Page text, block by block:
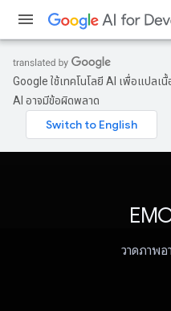
Google ใช้เทคโนโลยี AI เพื่อแปล
AI อาจมีข้อผิดพลาด
วาดภาพ